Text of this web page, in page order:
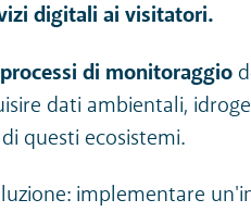
digitali ai visitatori.
di monitoraggio
dati ambientali,
questi ecosistemi.
implementare